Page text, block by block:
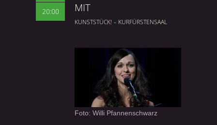
20:00
MIT
KUNSTSTÜCK! - KURFÜRSTEN­SAAL
Foto: Willi Pfannenschwarz